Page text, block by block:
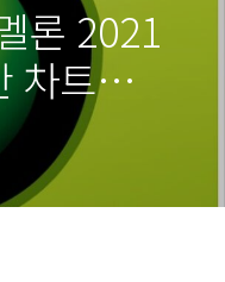
론 2021
차트